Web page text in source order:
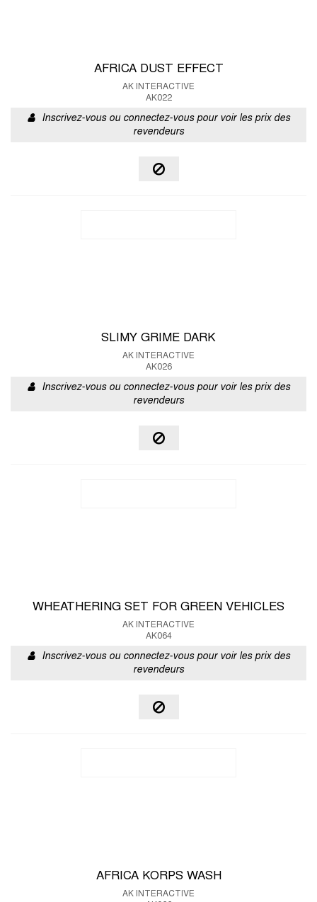
AFRICA DUST EFFECT
AK INTERACTIVE
AK022
Inscrivez-vous ou connectez-vous pour voir les prix des
revendeurs
SLIMY GRIME DARK
AK INTERACTIVE
AK026
Inscrivez-vous ou connectez-vous pour voir les prix des
revendeurs
WHEATHERING SET FOR GREEN VEHICLES
AK INTERACTIVE
AK064
Inscrivez-vous ou connectez-vous pour voir les prix des
revendeurs
AFRICA KORPS WASH
AK INTERACTIVE